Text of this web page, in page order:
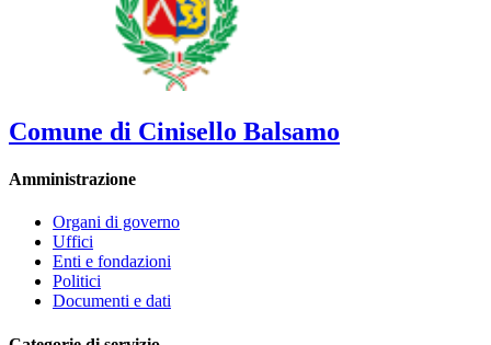
Comune di Cinisello Balsamo
Amministrazione
Organi di governo
Uffici
Enti e fondazioni
Politici
Documenti e dati